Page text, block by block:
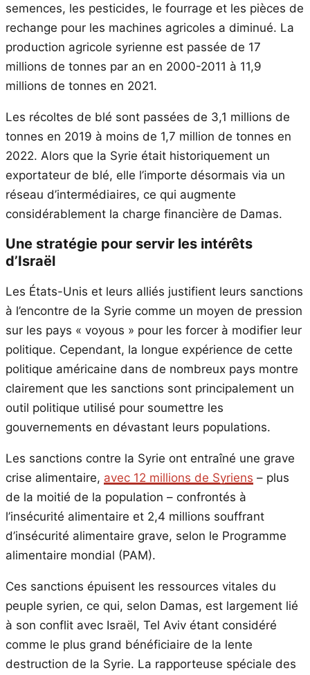
semences, les pesticides, le fourrage et les pièces de
rechange pour les machines agricoles a diminué. La
production agricole syrienne est passée de 17
millions de tonnes par an en 2000-2011 à 11,9
millions de tonnes en 2021.
Les récoltes de blé sont passées de 3,1 millions de
tonnes en 2019 à moins de 1,7 million de tonnes en
2022. Alors que la Syrie était historiquement un
exportateur de blé, elle l’importe désormais via un
réseau d’intermédiaires, ce qui augmente
considérablement la charge financière de Damas.
Une stratégie pour servir les intérêts
d’Israël
Les États-Unis et leurs alliés justifient leurs sanctions
à l’encontre de la Syrie comme un moyen de pression
sur les pays « voyous » pour les forcer à modifier leur
politique. Cependant, la longue expérience de cette
politique américaine dans de nombreux pays montre
clairement que les sanctions sont principalement un
outil politique utilisé pour soumettre les
gouvernements en dévastant leurs populations.
Les sanctions contre la Syrie ont entraîné une grave
crise alimentaire, avec 12 millions de Syriens – plus
de la moitié de la population – confrontés à
l’insécurité alimentaire et 2,4 millions souffrant
d’insécurité alimentaire grave, selon le Programme
alimentaire mondial (PAM).
Ces sanctions épuisent les ressources vitales du
peuple syrien, ce qui, selon Damas, est largement lié
à son conflit avec Israël, Tel Aviv étant considéré
comme le plus grand bénéficiaire de la lente
destruction de la Syrie. La rapporteuse spéciale des